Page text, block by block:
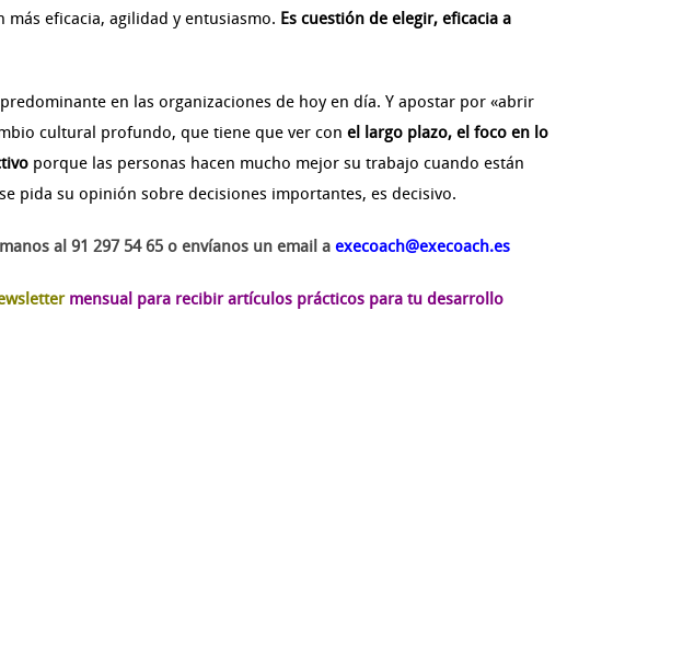
eficacia, agilidad y entusiasmo. Es cuestión de elegir, eficacia a
en las organizaciones de hoy en día. Y apostar por «abrir
cultural profundo, que tiene que ver con el largo plazo, el foco en lo
porque las personas hacen mucho mejor su trabajo cuando están
pida su opinión sobre decisiones importantes, es decisivo.
al 91 297 54 65 o envíanos un email a execoach@execoach.es
mensual para recibir artículos prácticos para tu desarrollo